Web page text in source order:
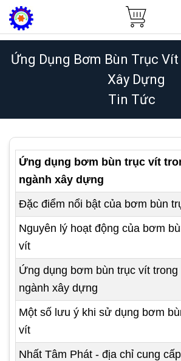
Ứng Dụng Bơm Bùn Trục
Xây Dựng
Tin Tức
Ứng dụng bơm bùn trục vít
ngành xây dựng
Đặc điểm nổi bật của bơm bùn
Nguyên lý hoạt động của bơm
vít
Ứng dụng bơm bùn trục vít trong
ngành xây dựng
Một số lưu ý khi sử dụng bơm
vít
Nhất Tâm Phát - địa chỉ cung